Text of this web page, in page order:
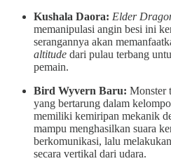
Kushala Daora: Elder
memanipulasi angin besi ini
serangannya akan
altitude dari pulau terbang
pemain.
Bird Wyvern Baru: Monster
yang bertarung dalam
memiliki kemiripan mekanik
mampu menghasilkan suara
berkomunikasi, lalu
secara vertikal dari udara.